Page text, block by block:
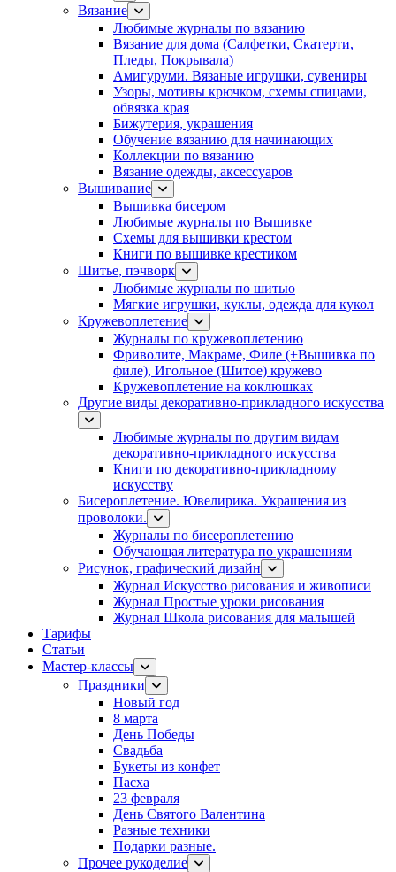
Вязание
Любимые журналы по вязанию
Вязание для дома (Салфетки, Скатерти,
Пледы, Покрывала)
Амигуруми. Вязаные игрушки, сувениры
Узоры, мотивы крючком, схемы спицами,
обвязка края
Бижутерия, украшения
Обучение вязанию для начинающих
Коллекции по вязанию
Вязание одежды, аксессуаров
Вышивание
Вышивка бисером
Любимые журналы по Вышивке
Схемы для вышивки крестом
Книги по вышивке крестиком
Шитье, пэчворк
Любимые журналы по шитью
Мягкие игрушки, куклы, одежда для кукол
Кружевоплетение
Журналы по кружевоплетению
Фриволите, Макраме, Филе (+Вышивка по
филе), Игольное (Шитое) кружево
Кружевоплетение на коклюшках
Другие виды декоративно-прикладного искусства
Любимые журналы по другим видам
декоративно-прикладного искусства
Книги по декоративно-прикладному
искусству
Бисероплетение. Ювелирика. Украшения из
проволоки.
Журналы по бисероплетению
Обучающая литература по украшениям
Рисунок, графический дизайн
Журнал Искусство рисования и живописи
Журнал Простые уроки рисования
Журнал Школа рисования для малышей
Тарифы
Статьи
Мастер-классы
Праздники
Новый год
8 марта
День Победы
Свадьба
Букеты из конфет
Пасха
23 февраля
День Святого Валентина
Разные техники
Подарки разные.
Прочее рукоделие